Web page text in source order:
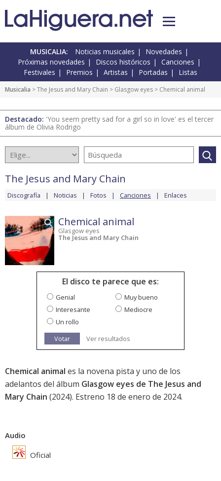
MUSICALIA: Noticias musicales
Novedades
Próximas novedades
Discos históricos
Canciones
Festivales
Premios Artistas Portadas Listas
Musicalia >The Jesus and Mary Chain > Glasgow eyes > Chemical animal
Destacado: 'You seem pretty sad for a girl so in love' es el tercer
álbum de Olivia Rodrigo
The Jesus and Mary Chain
Discografía Noticias Fotos Canciones Enlaces
Chemical animal
Glasgow eyes
The Jesus and Mary Chain
El disco te parece que es:
Genial
Muy bueno
Interesante
Mediocre
Un rollo
Votar
Ver resultados
Chemical animal es la novena pista y uno de los
adelantos del álbum Glasgow eyes de The Jesus and
Mary Chain (2024). Estreno 18 de enero de 2024.
Audio
Oficial